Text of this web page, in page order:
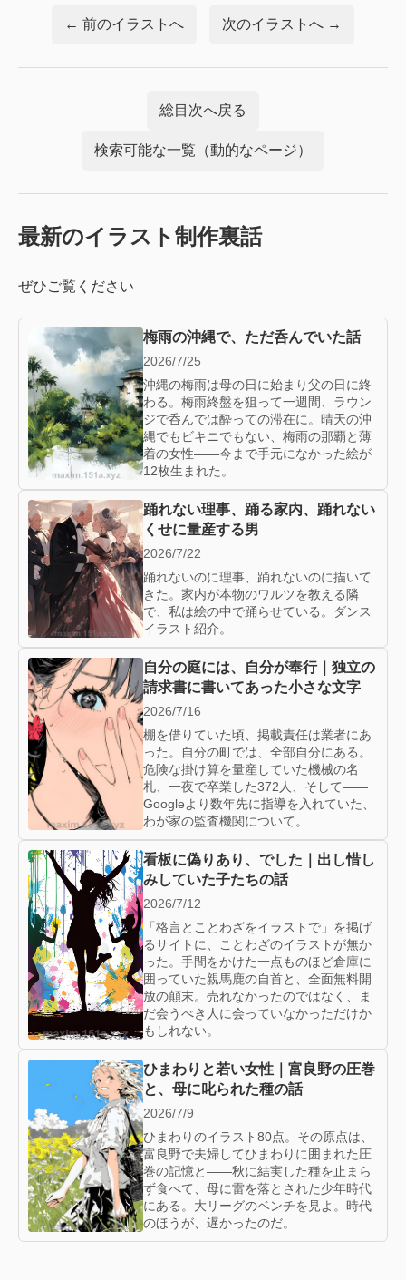
← 前のイラストへ 次のイラストへ →
総目次へ戻る
検索可能な一覧（動的なページ）
最新のイラスト制作裏話
ぜひご覧ください
梅雨の沖縄で、ただ呑んでいた話
2026/7/25
沖縄の梅雨は母の日に始まり父の日に終
わる。梅雨終盤を狙って一週間、ラウン
ジで呑んでは酔っての滞在に。晴天の沖
縄でもビキニでもない、梅雨の那覇と薄
着の女性——今まで手元になかった絵が
12枚生まれた。
踊れない理事、踊る家内、踊れない
くせに量産する男
2026/7/22
踊れないのに理事、踊れないのに描いて
きた。家内が本物のワルツを教える隣
で、私は絵の中で踊らせている。ダンス
イラスト紹介。
自分の庭には、自分が奉行｜独立の
請求書に書いてあった小さな文字
2026/7/16
棚を借りていた頃、掲載責任は業者にあ
った。自分の町では、全部自分にある。
危険な掛け算を量産していた機械の名
札、一夜で卒業した372人、そして——
Googleより数年先に指導を入れていた、
わが家の監査機関について。
看板に偽りあり、でした｜出し惜し
みしていた子たちの話
2026/7/12
「格言とことわざをイラストで」を掲げ
るサイトに、ことわざのイラストが無か
った。手間をかけた一点ものほど倉庫に
囲っていた親馬鹿の自首と、全面無料開
放の顛末。売れなかったのではなく、ま
だ会うべき人に会っていなかっただけか
もしれない。
ひまわりと若い女性｜富良野の圧巻
と、母に叱られた種の話
2026/7/9
ひまわりのイラスト80点。その原点は、
富良野で夫婦してひまわりに囲まれた圧
巻の記憶と——秋に結実した種を止まら
ず食べて、母に雷を落とされた少年時代
にある。大リーグのベンチを見よ。時代
のほうが、遅かったのだ。